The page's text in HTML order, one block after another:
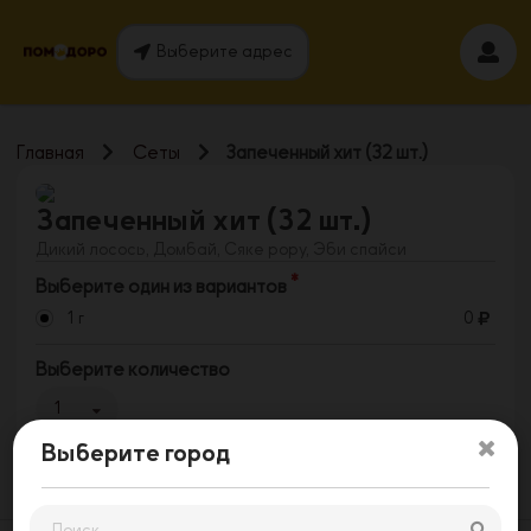
Выберите адрес
Главная Сеты Запеченный хит (32 шт.)
Запеченный хит (32 шт.)
Выберите один из вариантов
1 г 0
Выберите количество
1
Выберите город